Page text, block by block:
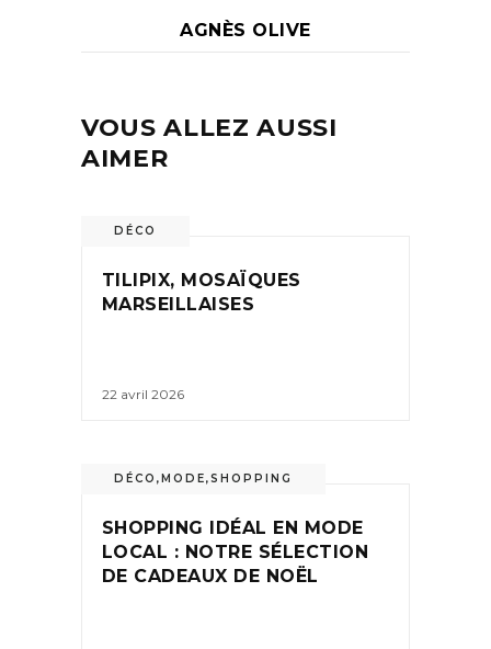
AGNÈS OLIVE
VOUS ALLEZ AUSSI
AIMER
DÉCO
TILIPIX, MOSAÏQUES
MARSEILLAISES
22 avril 2026
DÉCO ,MODE,SHOPPING
SHOPPING IDÉAL EN MODE
LOCAL : NOTRE SÉLECTION
DE CADEAUX DE NOËL